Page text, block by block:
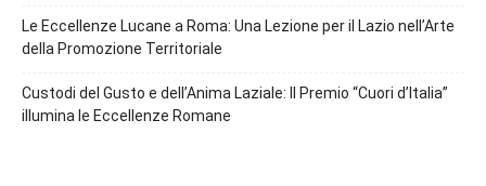
Le Eccellenze Lucane a Roma: Una Lezione per il Lazio nell’Arte
della Promozione Territoriale
Custodi del Gusto e dell’Anima Laziale: Il Premio “Cuori d’Italia”
illumina le Eccellenze Romane